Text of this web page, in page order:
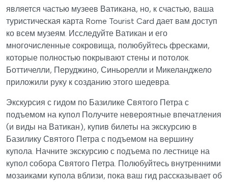
является частью музеев Ватикана, но, к счастью, ваша
туристическая карта Rome Tourist Card дает вам доступ
ко всем музеям. Исследуйте Ватикан и его
многочисленные сокровища, полюбуйтесь фресками,
которые полностью покрывают стены и потолок.
Боттичелли, Перуджино, Синьорелли и Микеланджело
приложили руку к созданию этого шедевра.
Экскурсия с гидом по Базилике Святого Петра с
подъемом на купол Получите невероятные впечатления
(и виды на Ватикан), купив билеты на экскурсию в
Базилику Святого Петра с подъемом на вершину
купола. Начните экскурсию с подъема по лестнице на
купол собора Святого Петра. Полюбуйтесь внутренними
мозаиками купола вблизи, пока ваш гид рассказывает об